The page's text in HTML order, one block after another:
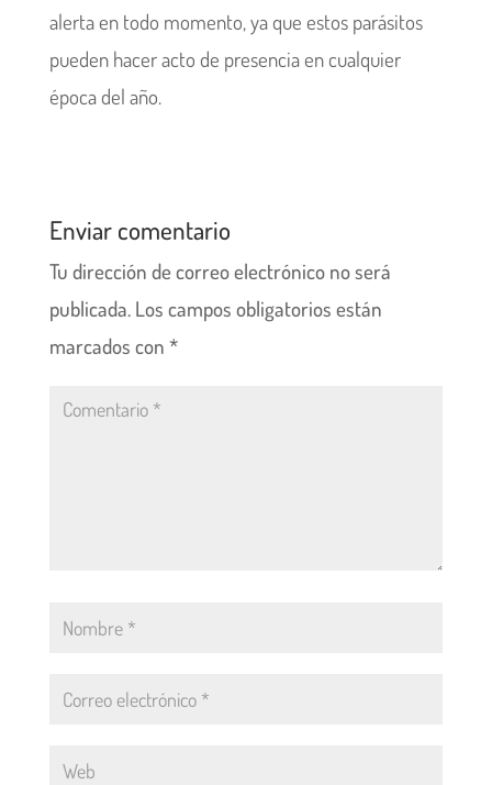
alerta en todo momento, ya que estos parásitos
pueden hacer acto de presencia en cualquier
época del año.
Enviar comentario
Tu dirección de correo electrónico no será
publicada. Los campos obligatorios están
marcados con *